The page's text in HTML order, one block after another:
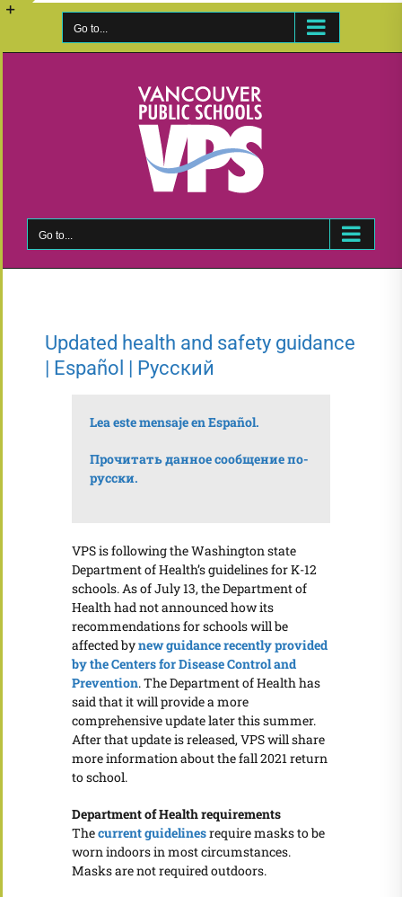
Skip
Go to...
Go to...
Updated health and safety guidance
| Español | Русский
Lea este mensaje en Español.
Прочитать данное сообщение по-
русски.
VPS is following the Washington state
Department of Health’s guidelines for K-12
schools. As of July 13, the Department of
Health had not announced how its
recommendations for schools will be
affected bynew guidance recently provided
by the Centers for Disease Control and
Prevention. The Department of Health has
said that it will provide a more
comprehensive update later this summer.
After that update is released, VPS will share
more information about the fall 2021 return
to school.
Department of Health requirements
Thecurrent guidelinesrequire masks to be
worn indoors in most circumstances.
Masks are not required outdoors.